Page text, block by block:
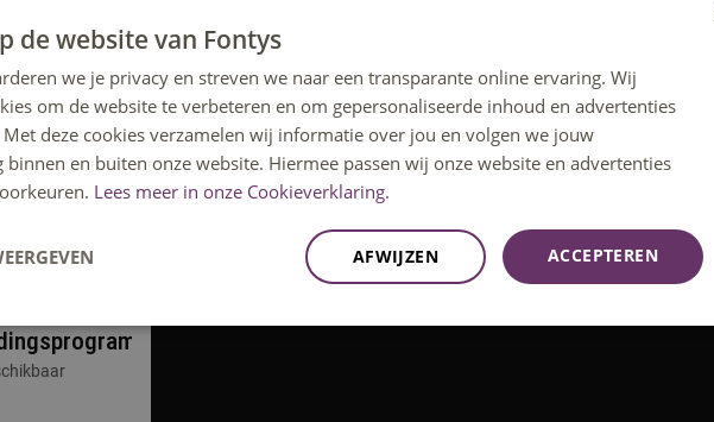
of één van de andere activiteiten om
ENGLISH
de website van Fontys
we je privacy en streven we naar een transparante online ervaring. Wij
om de website te verbeteren en om gepersonaliseerde inhoud en advertenties
deze cookies verzamelen wij informatie over jou en volgen we jouw
binnen en buiten onze website. Hiermee passen wij onze website en advertenties
Lees meer in onze Cookieverklaring.
ACCEPTEREN
AFWIJZEN